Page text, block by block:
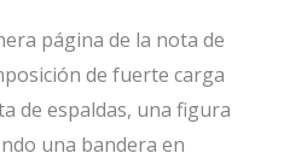
página de la nota de
de fuerte carga
de espaldas, una figura
una bandera en